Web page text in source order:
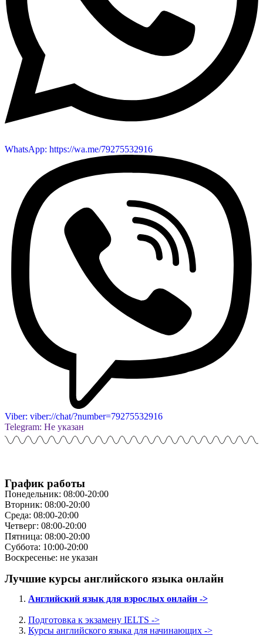
WhatsApp: https://wa.me/79275532916
Viber: viber://chat/?number=79275532916
Telegram: Не указан
График работы
Понедельник: 08:00-20:00
Вторник: 08:00-20:00
Среда: 08:00-20:00
Четверг: 08:00-20:00
Пятница: 08:00-20:00
Суббота: 10:00-20:00
Воскресенье: не указан
Лучшие курсы английского языка онлайн
Английский язык для взрослых онлайн ->
Подготовка к экзамену IELTS ->
Курсы английского языка для начинающих ->